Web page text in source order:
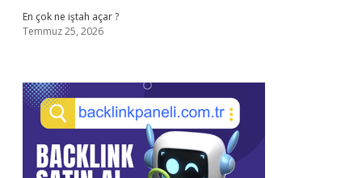
En çok ne iştah açar ?
Temmuz 25, 2026